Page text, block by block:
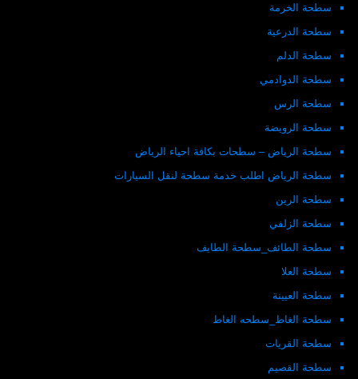
سطحة الخرمة
سطحة الدرعية
سطحة الدلم
سطحة الدوادمي
سطحة الرس
سطحة الرويضة
سطحة الرياض – سطحات بكافة احياء الرياض
سطحة الرياض اطلب خدمة سطحة لنقل السيارات
سطحة الرين
سطحة الزلفي
سطحة الطائف_سطحة الطايف
سطحة العلا
سطحة العيينة
سطحة الغاط_سطحه الغاط
سطحة القريات
سطحة القصيم